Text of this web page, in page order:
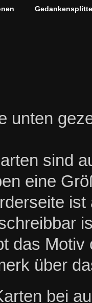
unten
sind
eine
das
über
bei